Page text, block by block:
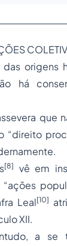
das origens
há
que
“direito
[8] vê em
Leal[10]
XII.
a